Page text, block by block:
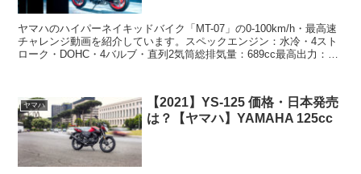
ヤマハのハイパーネイキッドバイク「MT-07」の0-100km/h・最高速
チャレンジ動画を紹介しています。スペックエンジン：水冷・4スト
ローク・DOHC・4バルブ・直列2気筒総排気量：689cc最高出力：
ヤマハ
【2021】YS-125 価格・日本発売
は？【ヤマハ】YAMAHA 125cc